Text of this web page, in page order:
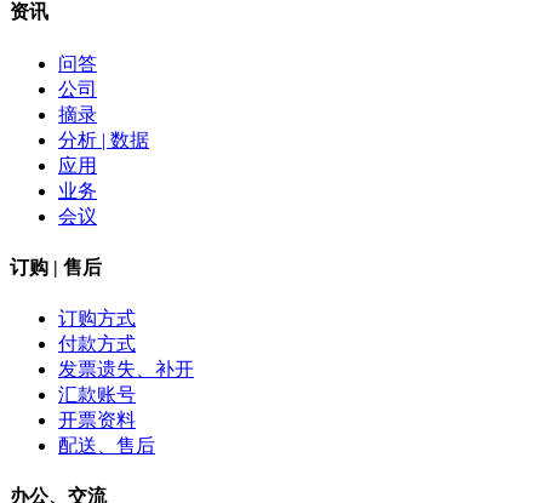
资讯
问答
公司
摘录
分析 | 数据
应用
业务
会议
订购 | 售后
订购方式
付款方式
发票遗失、补开
汇款账号
开票资料
配送、售后
办公、交流